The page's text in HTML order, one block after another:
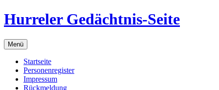
Zum
Inhalt
Hurreler Gedächtnis-Seite
Menü
Startseite
Personenregister
Impressum
Rückmeldung